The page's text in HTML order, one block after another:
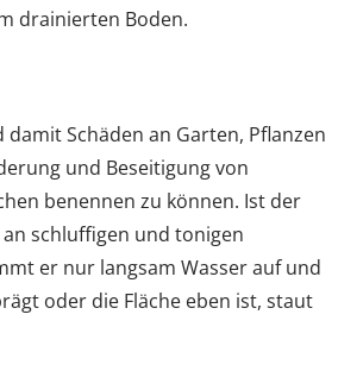
drainierten Boden.
Schäden an Garten, Pflanzen
und Beseitigung von
benennen zu können. Ist der
schluffigen und tonigen
er nur langsam Wasser auf und
oder die Fläche eben ist, staut